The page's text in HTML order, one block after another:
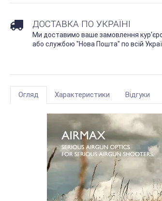
ДОСТАВКА ПО УКРАЇНІ
Ми доставимо ваше замовлення
або службою "Нова Пошта" по всій
Огляд Характеристики Відгуки